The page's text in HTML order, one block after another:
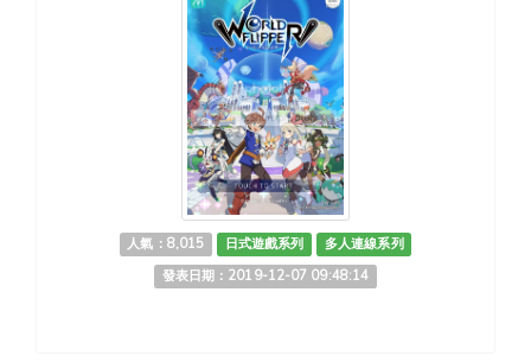
人氣：8,015 日式遊戲系列
多人連線系列
發表日期：2019-12-07 09:48:14